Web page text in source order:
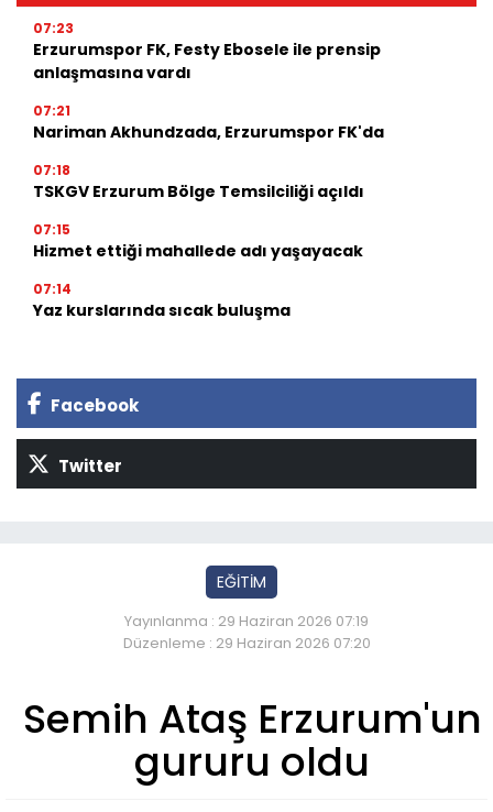
07:23
Erzurumspor FK, Festy Ebosele ile prensip
anlaşmasına vardı
07:21
Nariman Akhundzada, Erzurumspor FK'da
07:18
TSKGV Erzurum Bölge Temsilciliği açıldı
07:15
Hizmet ettiği mahallede adı yaşayacak
07:14
Yaz kurslarında sıcak buluşma
Facebook
Twitter
EĞİTİM
Yayınlanma : 29 Haziran 2026 07:19
Düzenleme : 29 Haziran 2026 07:20
Semih Ataş Erzurum'un
gururu oldu